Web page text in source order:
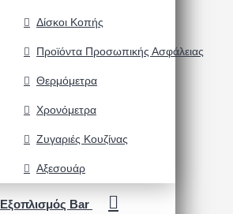
Δίσκοι Κοπής
Προϊόντα Προσωπικής Ασφάλειας
Θερμόμετρα
Χρονόμετρα
Ζυγαριές Κουζίνας
Αξεσουάρ
Εξοπλισμός Bar